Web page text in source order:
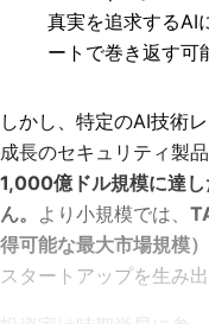
真実を追求するAI
ートで巻き返す可
しかし、特定のAI技術
成長のセキュリティ製
1,000億ドル規模に達
ん。 より小規模では、
得可能な最大市場規模）
スタートアップを生み